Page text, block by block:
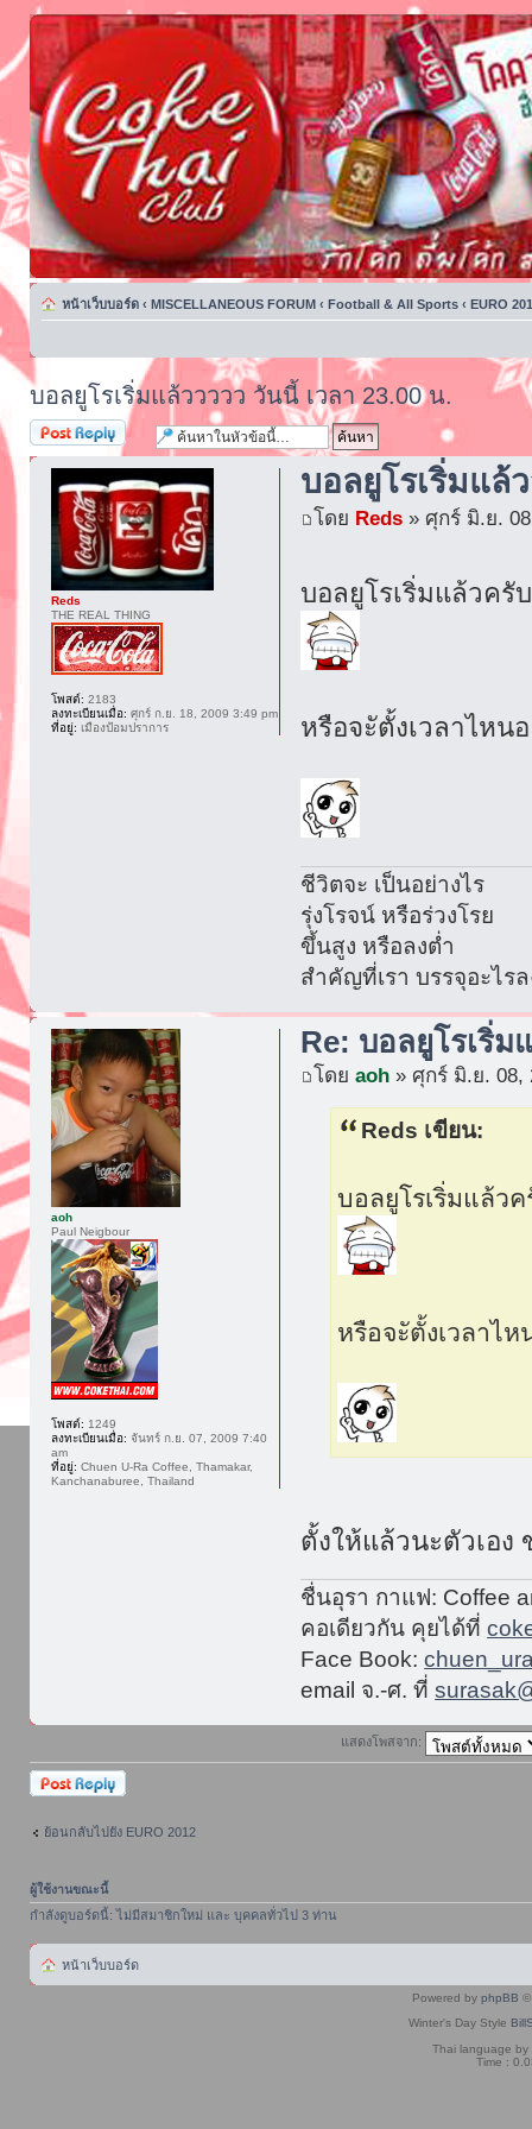
หน้าเว็บบอร์ด ‹ MISCELLANEOUS FORUM ‹ Football & All Sports ‹ EURO
บอลยูโรเริ่มแล้ววววว วันนี้ เวลา 23.00 น.
ตอบกระทู้
บอลยูโรเริ่มแล้
โดย Reds » ศุกร์ มิ.ย.
บอลยูโรเริ่มแล้วค
หรือจะัตั้งเวลาไหน
ชีวิตจะ เป็นอย่างไร
รุ่งโรจน์ หรือร่วงโรย
ขึ้นสูง หรือลงต่ำ
สำคัญที่เรา บรรจุอะไร
Reds
THE REAL THING
โพสต์: 2183
ลงทะเบียนเมื่อ: ศุกร์ ก.ย. 18, 2009 3:49 pm
ที่อยู่: เมืองป้อมปราการ
Re: บอลยูโรเริ่ม
โดยaoh » ศุกร์ มิ.ย. 08,
Reds เขียน:
บอลยูโรเริ่มแล้ว
หรือจะัตั้งเวลาไ
ตั้งให้แล้วนะตัวเอ
ชื่นอุรา กาแฟ: Coffee
คอเดียวกัน คุยได้ที่
Face Book:
email จ.-ศ. ที่
aoh
Paul Neigbour
โพสต์: 1249
ลงทะเบียนเมื่อ: จันทร์ ก.ย. 07, 2009 7:40
am
ที่อยู่: Chuen U-Ra Coffee, Thamakar,
Kanchanaburee, Thailand
แสดงโพสจาก:
ตอบกระทู้
ย้อนกลับไปยัง EURO 2012
ผู้ใช้งานขณะนี้
กำลังดูบอร์ดนี้: ไม่มีสมาชิกใหม่ และ บุคคลทั่วไป 3 ท่าน
หน้าเว็บบอร์ด
Powered by phpBB ©
Winter's Day Style
Thai language by
Time :